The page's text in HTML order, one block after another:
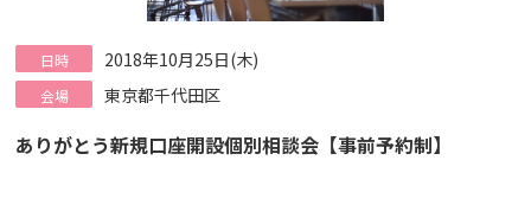
日時 2018年10月25日(木)
会場 東京都千代田区
ありがとう新規口座開設個別相談会【事前予約制】